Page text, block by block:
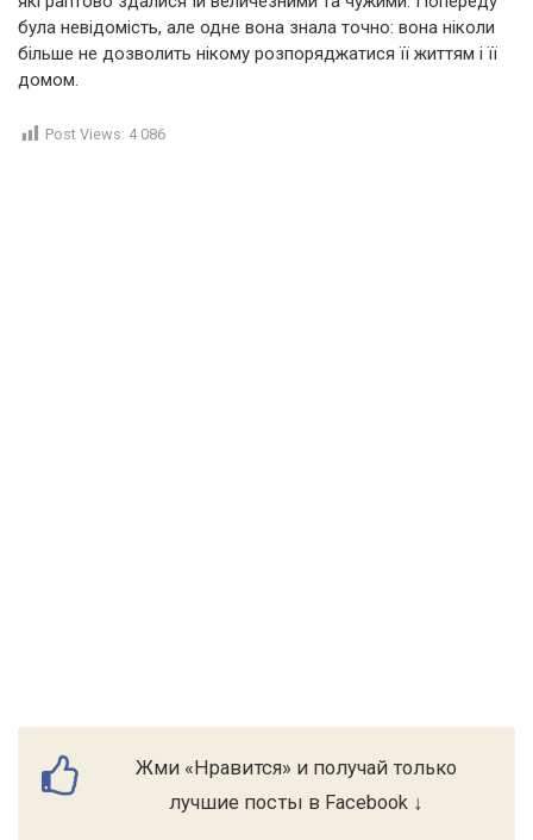
була невідомість, але одне вона знала точно: вона ніколи
більше не дозволить нікому розпоряджатися її життям і її
домом.
Post Views: 4 086
Жми «Нравится» и получай только
лучшие посты в Facebook ↓